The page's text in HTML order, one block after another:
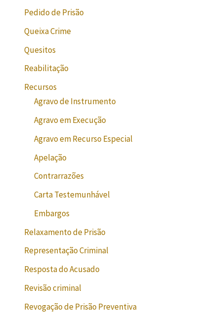
Pedido de Prisão
Queixa Crime
Quesitos
Reabilitação
Recursos
Agravo de Instrumento
Agravo em Execução
Agravo em Recurso Especial
Apelação
Contrarrazões
Carta Testemunhável
Embargos
Relaxamento de Prisão
Representação Criminal
Resposta do Acusado
Revisão criminal
Revogação de Prisão Preventiva